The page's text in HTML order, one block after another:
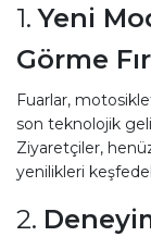
1.Yeni
Görme
Fuarlar,
son teknolojik
Ziyaretçiler,
yenilikleri
2.